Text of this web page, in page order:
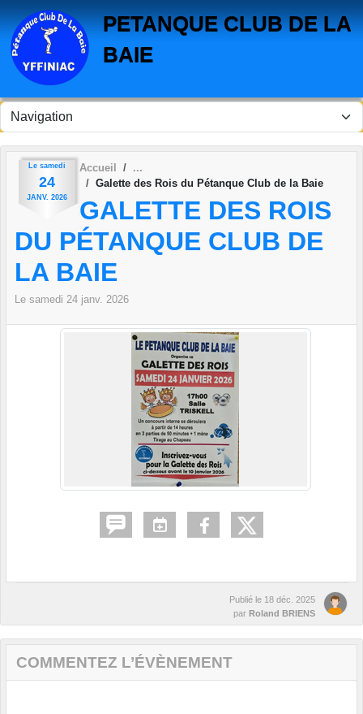
PETANQUE CLUB DE LA
BAIE
Le samedi
24
JANV. 2026
Accueil
Galette des Rois du Pétanque Club de la Baie
GALETTE DES ROIS
DU PÉTANQUE CLUB DE
LA BAIE
Le samedi 24 janv. 2026
Publié le 18 déc. 2025
par Roland BRIENS
COMMENTEZ L’ÉVÈNEMENT
Panneau de gestion des cookies